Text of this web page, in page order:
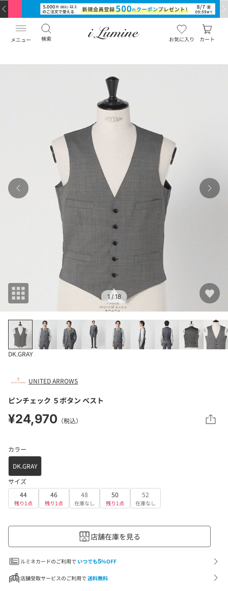
メニュー 検索 お気に入り カート
1/ 18
DK.GRAY
UNITED ARROWS
ピンチェック ５ボタン ベスト
¥24,970 （税込）
カラー
DK.GRAY
サイズ
44
残り1点
46
残り1点
48
在庫なし
50
残り1点
52
在庫なし
店舗在庫を見る
ルミネカードのご利用で いつでも5%OFF
店舗受取サービスのご利用で 送料無料